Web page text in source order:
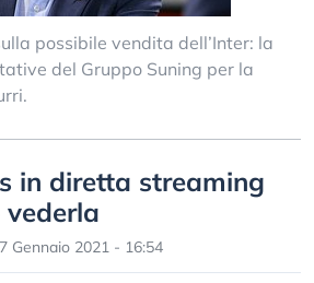
possibile vendita dell’Inter: la
del Gruppo Suning per la
in diretta streaming
vederla
Gennaio 2021 - 16:54